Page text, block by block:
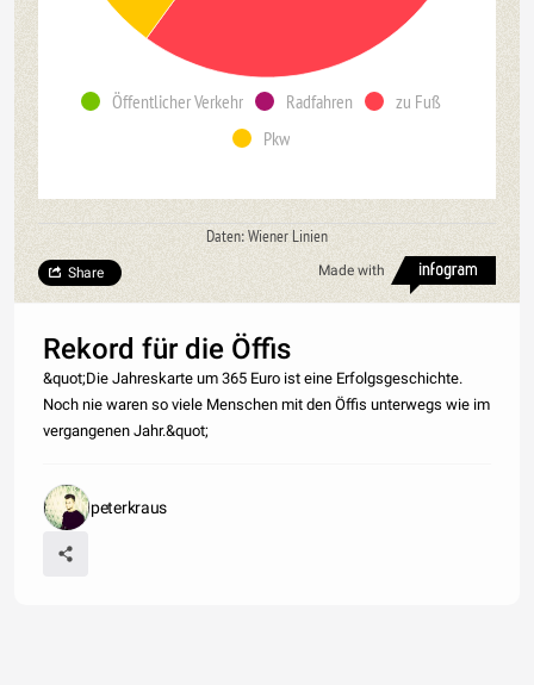
Öffentlicher Verkehr Radfahren
zu Fuß
Pkw
Daten: Wiener Linien
Made with
Share
Rekord für die Öffis
&quot;Die Jahreskarte um 365 Euro ist eine Erfolgsgeschichte.
Noch nie waren so viele Menschen mit den Öffis unterwegs wie im
vergangenen Jahr.&quot;
peterkraus